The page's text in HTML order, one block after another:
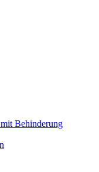
Behinderung